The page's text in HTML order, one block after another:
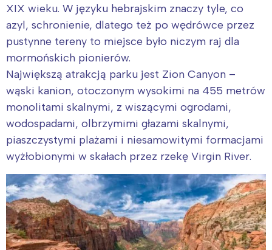
XIX wieku. W języku hebrajskim znaczy tyle, co
azyl, schronienie, dlatego też po wędrówce przez
pustynne tereny to miejsce było niczym raj dla
mormońskich pionierów.
Największą atrakcją parku jest Zion Canyon –
wąski kanion, otoczonym wysokimi na 455 metrów
monolitami skalnymi, z wiszącymi ogrodami,
wodospadami, olbrzymimi głazami skalnymi,
piaszczystymi plażami i niesamowitymi formacjami
wyżłobionymi w skałach przez rzekę Virgin River.